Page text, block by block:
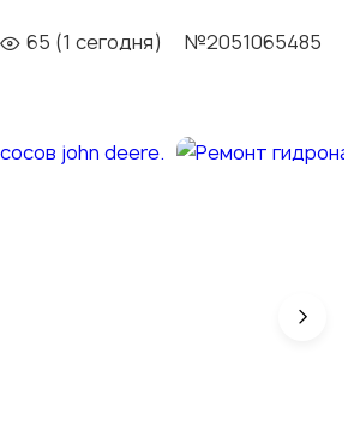
65 (1 сегодня) №2051065485